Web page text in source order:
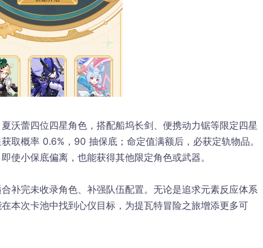
沃蕾四位四星角色，搭配船坞长剑、便携动力锯等限定四星
取概率 0.6%，90 抽保底；命定值满额后，必获定轨物品。
使小保底偏离，也能获得其他限定角色或武器。
补完未收录角色、补强队伍配置。无论是追求元素反应体系
本次卡池中找到心仪目标，为提瓦特冒险之旅增添更多可